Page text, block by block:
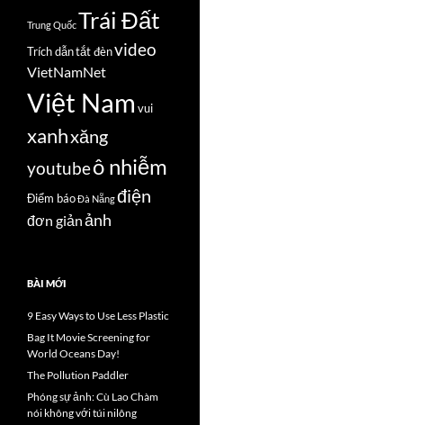
Trung QuốcTrái Đất
Trích dẫntắt đènvideo
VietNamNet
Việt Nam vui
xanhxăng
youtubeô nhiễm
Điểm báoĐà Nẵngđiện
đơn giảnảnh
BÀI MỚI
9 Easy Ways to Use Less Plastic
Bag It Movie Screening for
World Oceans Day!
The Pollution Paddler
Phóng sự ảnh: Cù Lao Chàm
nói không với túi nilông